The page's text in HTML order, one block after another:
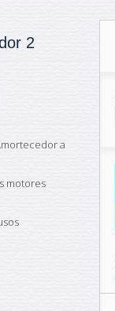
2
a
motores